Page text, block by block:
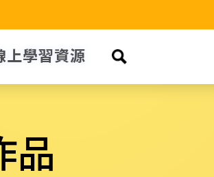
上學習資源
品